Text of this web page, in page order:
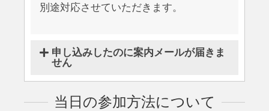
別途対応させていただきます。
申し込みしたのに案内メールが届きま
せん
当日の参加方法について